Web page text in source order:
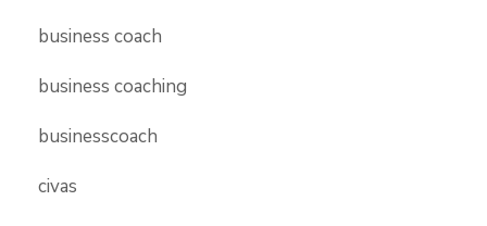
business coach
business coaching
businesscoach
civas